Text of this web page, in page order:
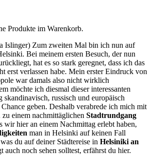
Produkte im Warenkorb.
Islinger) Zum zweiten Mal bin ich nun auf
Bei meinem ersten Besuch, der nun
hat es so stark geregnet, dass ich das
erst verlassen habe. Mein erster Eindruck von
war damals also nicht wirklich
möchte ich diesmal dieser interessanten
skandinavisch, russisch und europäisch
geben. Deshalb verabrede ich mich mit
einem nachmittäglichen Stadtrundgang
wir hier an einem Nachmittag erlebt haben,
man in Helsinki auf keinen Fall
du auf deiner Städtereise in Helsiniki an
auch noch sehen solltest, erfährst du hier.